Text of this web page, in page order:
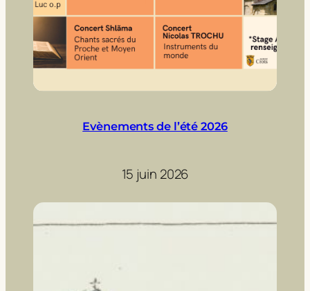
Evènements de l’été 2026
15 juin 2026